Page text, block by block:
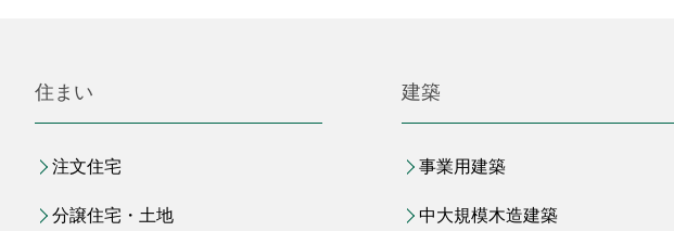
住まい
注文住宅
分譲住宅・土地
建築
事業用建築
中大規模木造建築